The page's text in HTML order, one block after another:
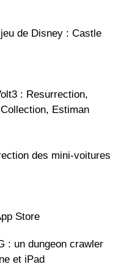
de Disney : Castle
: Resurrection,
Estiman
des mini-voitures
Store
: un dungeon crawler
et iPad